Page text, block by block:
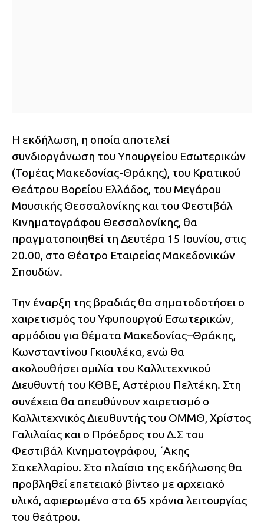
Η εκδήλωση, η οποία αποτελεί
συνδιοργάνωση του Υπουργείου Εσωτερικών
(Τομέας Μακεδονίας-Θράκης), του Κρατικού
Θεάτρου Βορείου Ελλάδος, του Μεγάρου
Μουσικής Θεσσαλονίκης και του Φεστιβάλ
Κινηματογράφου Θεσσαλονίκης, θα
πραγματοποιηθεί τη Δευτέρα 15 Ιουνίου, στις
20.00, στο Θέατρο Εταιρείας Μακεδονικών
Σπουδών.
Την έναρξη της βραδιάς θα σηματοδοτήσει ο
χαιρετισμός του Υφυπουργού Εσωτερικών,
αρμόδιου για θέματα Μακεδονίας–Θράκης,
Κωνσταντίνου Γκιουλέκα, ενώ θα
ακολουθήσει ομιλία του Καλλιτεχνικού
Διευθυντή του ΚΘΒΕ, Αστέριου Πελτέκη. Στη
συνέχεια θα απευθύνουν χαιρετισμό ο
Καλλιτεχνικός Διευθυντής του ΟΜΜΘ, Χρίστος
Γαλιλαίας και ο Πρόεδρος του Δ.Σ του
Φεστιβάλ Κινηματογράφου, ΄Ακης
Σακελλαρίου. Στο πλαίσιο της εκδήλωσης θα
προβληθεί επετειακό βίντεο με αρχειακό
υλικό, αφιερωμένο στα 65 χρόνια λειτουργίας
του θεάτρου.